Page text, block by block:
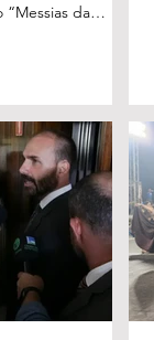
da
Vidigal, da Vara
jornalista
perseguição.
cumprida em